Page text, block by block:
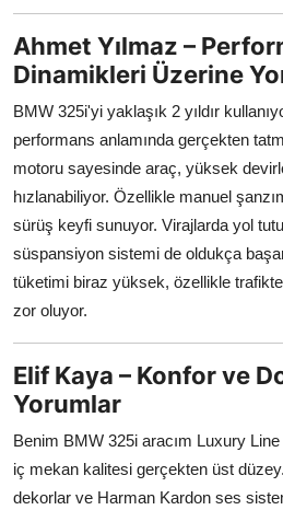
Ahmet Yılmaz –
Dinamikleri Üzerine
BMW 325i'yi yaklaşık 2 yıldır
performans anlamında gerçekten
motoru sayesinde araç, yüksek
hızlanabiliyor. Özellikle manuel
sürüş keyfi sunuyor. Virajlarda yol
süspansiyon sistemi de oldukça
tüketimi biraz yüksek, özellikle
zor oluyor.
Elif Kaya – Konfor ve
Yorumlar
Benim BMW 325i aracım Luxury
iç mekan kalitesi gerçekten üst
dekorlar ve Harman Kardon ses